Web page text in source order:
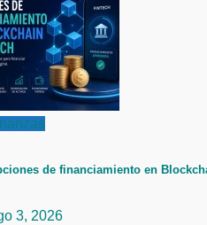
de financiamiento en
3, 2026